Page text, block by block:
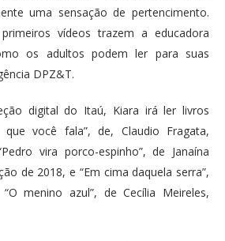
uma sensação de pertencimento.
vídeos trazem a educadora
os adultos podem ler para suas
DPZ&T.
digital do Itaú, Kiara irá ler livros
você fala”, de, Claudio Fragata,
vira porco-espinho”, de Janaína
de 2018, e “Em cima daquela serra”,
menino azul”, de Cecília Meireles,